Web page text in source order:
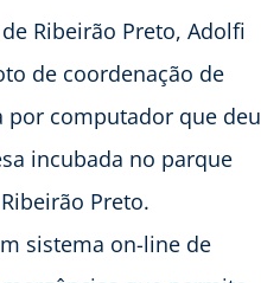
Ribeirão Preto, Adolfi
de coordenação de
por computador que deu
incubada no parque
Preto.
sistema on-line de